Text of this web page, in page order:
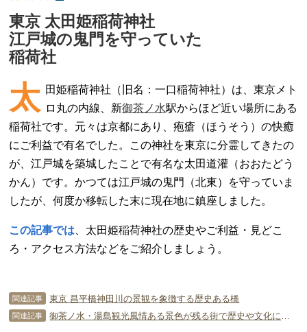
東京 太田姫稲荷神社
江戸城の鬼門を守っていた
稲荷社
太 田姫稲荷神社（旧名：一口稲荷神社）は、東京メト
ロ丸の内線、新御茶ノ水駅からほど近い場所にある
稲荷社です。元々は京都にあり、疱瘡（ほうそう）の快癒
にご利益で有名でした。この神社を東京に分霊してきたの
が、江戸城を築城したことで有名な太田道灌（おおたどう
かん）です。かつては江戸城の鬼門（北東）を守っていま
したが、何度か移転した末に現在地に鎮座しました。
この記事では 、太田姫稲荷神社の歴史やご利益・見どこ
ろ・アクセス方法などをご紹介しましょう。
関連記事 東京 昌平橋神田川の景観を象徴する歴史ある橋
関連記事